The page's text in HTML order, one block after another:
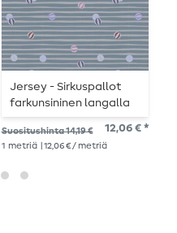
Jersey - Sirkuspallot
farkunsininen langalla
värjätty
Suositushinta 14,19 € 12,06 € *
1 metriä | 12,06 € / metriä